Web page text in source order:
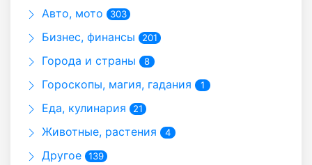
Авто, мото 303
Бизнес, финансы 201
Города и страны 8
Гороскопы, магия, гадания 1
Еда, кулинария 21
Животные, растения 4
Другое 139